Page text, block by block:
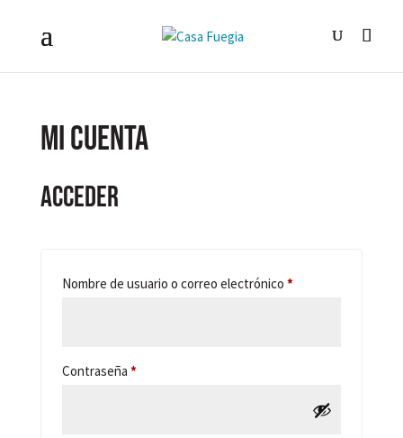
Mi cuenta
Acceder
Nombre de usuario o correo electrónico *Obligatorio
Contraseña *Obligatorio